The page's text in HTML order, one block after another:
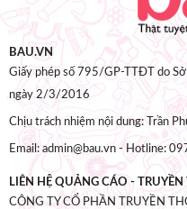
BAU.VN
Giấy phép số 795/GP-TTĐT do
ngày 2/3/2016
Chịu trách nhiệm nội dung: Trần
Email: admin@bau.vn - Hotline:
LIÊN HỆ QUẢNG CÁO -
CÔNG TY CỔ PHẦN TRUYỀN